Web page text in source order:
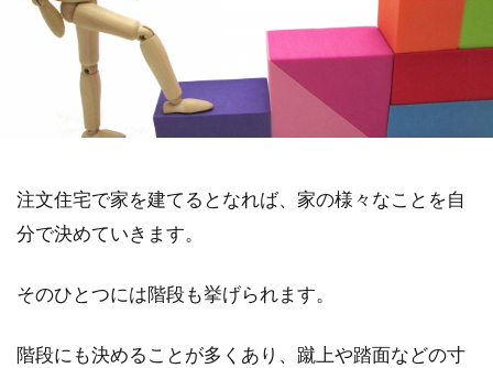
注文住宅で家を建てるとなれば、家の様々なことを自
分で決めていきます。
そのひとつには階段も挙げられます。
階段にも決めることが多くあり、蹴上や踏面などの寸